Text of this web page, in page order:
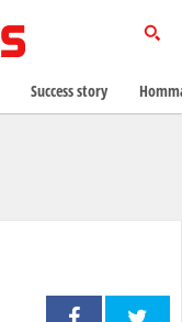
Success story